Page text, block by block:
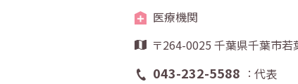
医療機関
〒264-0025 千葉県千葉市
043-232-5588 代表